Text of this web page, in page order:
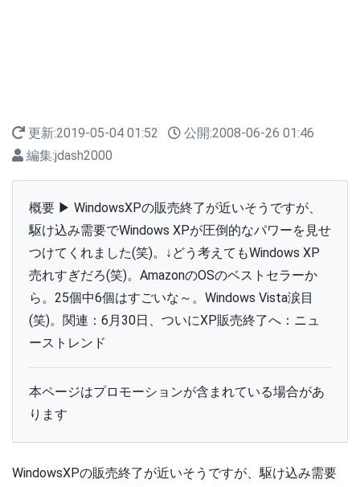
更新:2019-05-04 01:52 公開:2008-06-26 01:46
編集:jdash2000
概要 ▶ WindowsXPの販売終了が近いそうですが、
駆け込み需要でWindows XPが圧倒的なパワーを見せ
つけてくれました(笑)。↓どう考えてもWindows XP
売れすぎだろ(笑)。AmazonのOSのベストセラーか
ら。25個中6個はすごいな～。Windows Vista涙目
(笑)。関連：6月30日、ついにXP販売終了へ：ニュ
ーストレンド
本ページはプロモーションが含まれている場合があ
ります
WindowsXPの販売終了が近いそうですが、駆け込み需要